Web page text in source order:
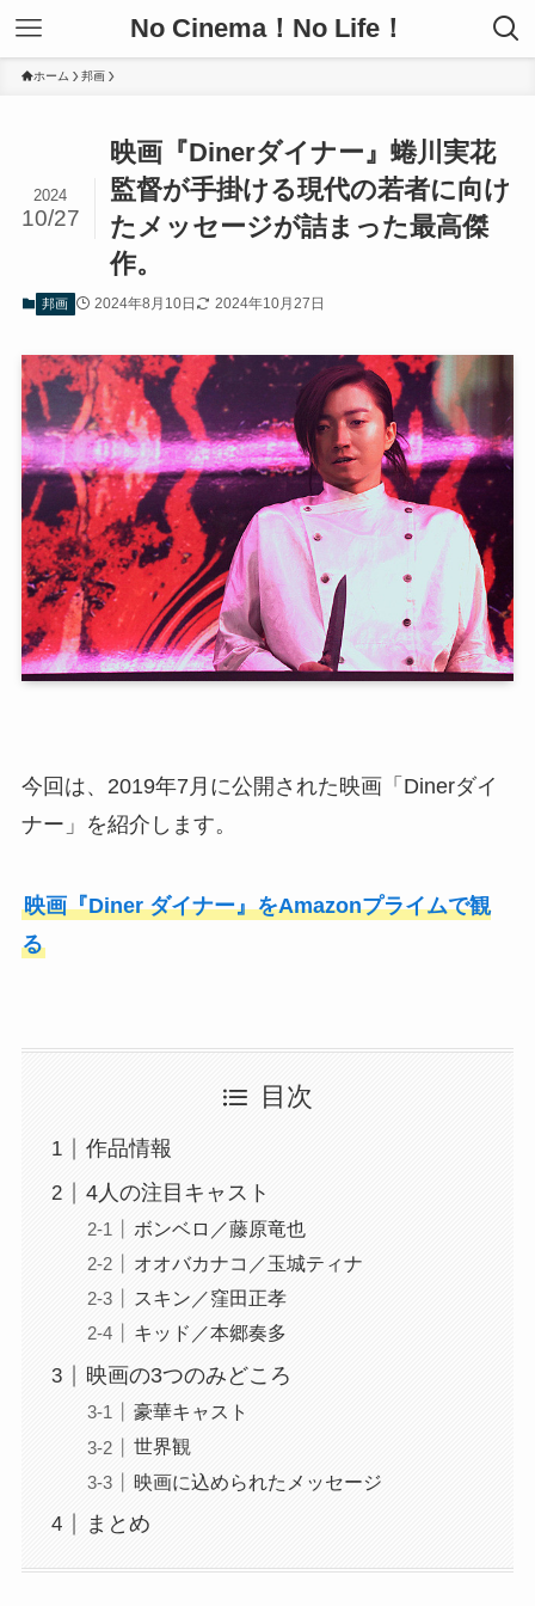
No Cinema！No Life！
ホーム 邦画
映画『Dinerダイナー』蜷川実花
監督が手掛ける現代の若者に向け
たメッセージが詰まった最高傑
作。
2024
10/27
邦画 2024年8月10日 2024年10月27日
今回は、2019年7月に公開された映画「Dinerダイ
ナー」を紹介します。
映画『Diner ダイナー』をAmazonプライムで観
る
目次
作品情報
4人の注目キャスト
ボンベロ／藤原竜也
オオバカナコ／玉城ティナ
スキン／窪田正孝
キッド／本郷奏多
映画の3つのみどころ
豪華キャスト
世界観
映画に込められたメッセージ
まとめ